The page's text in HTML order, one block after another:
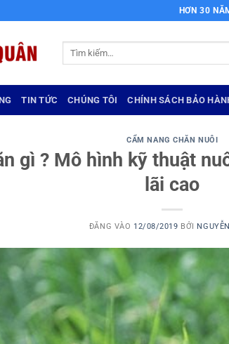
HƠN 30
TIN TỨC CHÚNG TÔI CHÍNH SÁCH BẢO
CẨM NANG CHĂN NUÔI
gì ? Mô hình kỹ thuật
lãi cao
ĐĂNG VÀO 12/08/2019 BỞI